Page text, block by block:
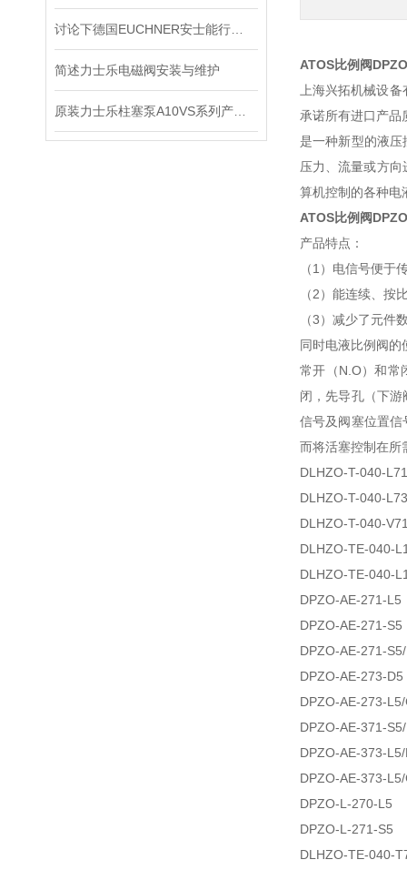
简述力士乐电磁阀安装与维护 ATOS比例阀
上海兴拓机械设
承诺所有进口产
是一种新型的液
压力、流量或方
算机控制的各种电
ATOS比例阀
产品特点：
（1）电信号便于
（2）能连续、按
（3）减少了元件
同时电液比例阀
常开（N.O）和常
闭，先导孔（下
信号及阀塞位置
而将活塞控制在所
DLHZO-T-040-
DLHZO-T-040-
DLHZO-T-040-
DLHZO-TE-040-
DLHZO-TE-040-
DPZO-AE-271-
DPZO-AE-271-
DPZO-AE-271-
DPZO-AE-273-
DPZO-AE-273-
DPZO-AE-371-
DPZO-AE-373-
DPZO-AE-373-
DPZO-L-270-L5
DPZO-L-271-S5
DLHZO-TE-040-